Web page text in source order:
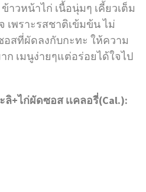
าวหน้าไก่ เนื้อนุ่มๆ เคี้ยวเต็ม
เพราะรสชาติเข้มข้น ไม่
สที่ผัดลงกับกะทะ ให้ความ
ก เมนูง่ายๆแต่อร่อยได้ใจไป
+ไก่ผัดซอส เเคลอรี่(Cal.):